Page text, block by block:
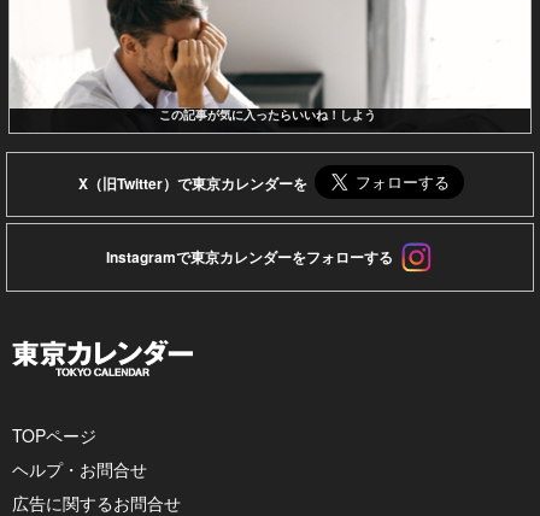
この記事が気に入ったらいいね！しよう
X（旧Twitter）で東京カレンダーを
Instagramで東京カレンダーをフォローする
TOPページ
ヘルプ・お問合せ
広告に関するお問合せ